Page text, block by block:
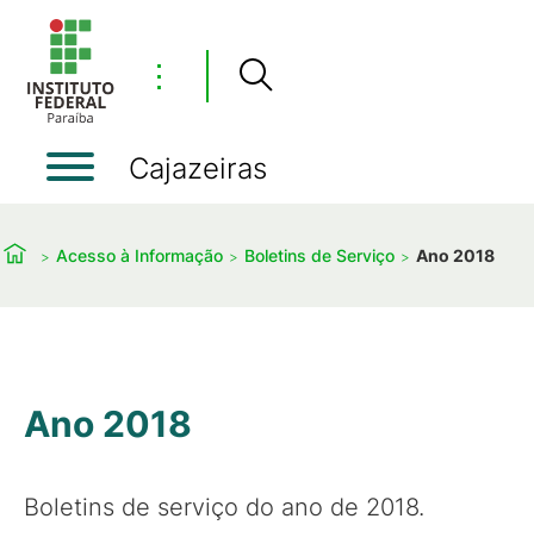
⋮
Cajazeiras
Acesso à Informação Boletins de Serviço Ano 2018
Ano 2018
Boletins de serviço do ano de 2018.